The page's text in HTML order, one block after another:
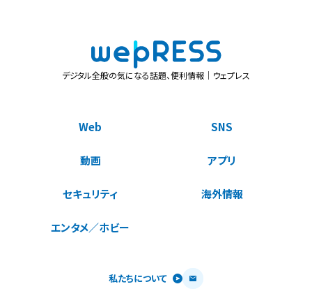
デジタル全般の気になる話題、便利情報｜ウェプレス
Web SNS
動画 アプリ
セキュリティ 海外情報
エンタメ／ホビー
私たちについて